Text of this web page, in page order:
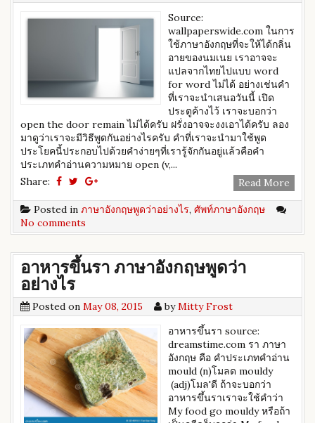
Source:
wallpaperswide.com ในการ
ใช้ภาษาอังกฤษที่จะให้ได้กลิ่น
อายของนมเนย เราอาจจะ
แปลจากไทยไปแบบ word
for word ไม่ได้ อย่างเช่นคำ
ที่เราจะนำเสนอวันนี้ เปิด
ประตูค้างไว้ เราจะบอกว่า
open the door remain ไม่ได้ครับ ฝรั่งอาจจะงงเอาได้ครับ ลอง
มาดูว่าเราจะมีวิธีพูดกันอย่างไรครับ คำที่เราจะนำมาใช้พูด
ประโยคนี้ประกอบไปด้วยคำง่ายๆที่เรารู้จักกันอยู่แล้วคือ ​คำ
ประเภทคำอ่านความหมาย open (v,...
Share:
Read More
Posted in ภาษาอังกฤษพูดว่าอย่างไร, ศัพท์ภาษาอังกฤษ
No comments
อาหารขึ้นรา ภาษาอังกฤษพูดว่า
อย่างไร
Posted on May 08, 2015 byMitty Frost
อาหารขึ้นรา source:
dreamstime.com รา ภาษา
อังกฤษ คือ คำประเภทคำอ่าน
mould (n)โมลด mouldy
(adj)โมล'ดี ถ้าจะบอกว่า
อาหารขึ้นราเราจะใช้คำว่า
My food go mouldy หรือถ้า